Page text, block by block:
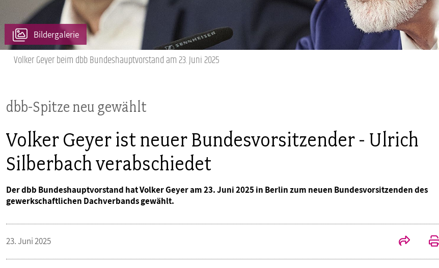
Mitgliedsgewerkschaften
Kooperationen
Alterssicherung
Bildung
Europa
Stellungnahmen
Digitalisierung
Frauenrecht kompakt
PUBLIKATIONEN
TERMINE & VERANSTALTUNGEN
Seminare
Akademie
Verlag
Bildergalerie
Volker Geyer beim dbb Bundeshauptvorstand am 23. Juni 2025
dbb-Spitze neu gewählt
Volker Geyer ist neuer Bundesvorsitzender - Ulrich
Silberbach verabschiedet
Der dbb Bundeshauptvorstand hat Volker Geyer am 23. Juni 2025 in Berlin zum neuen Bundesvorsitzenden des
gewerkschaftlichen Dachverbands gewählt.
23. Juni 2025